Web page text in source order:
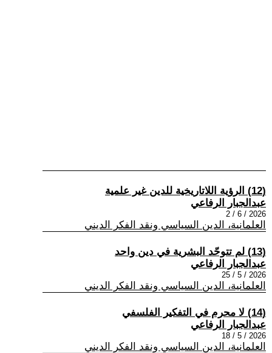
(12) الرؤية اللاتاريخية للدين غير علمية
عبدالجبار الرفاعي
2026 / 6 / 2
العلمانية، الدين السياسي ونقد الفكر الديني
(13) لم تتوحّد البشرية في دين واحد
عبدالجبار الرفاعي
2026 / 5 / 25
العلمانية، الدين السياسي ونقد الفكر الديني
(14) لا محرم في التفكير الفلسفي
عبدالجبار الرفاعي
2026 / 5 / 18
العلمانية، الدين السياسي ونقد الفكر الديني